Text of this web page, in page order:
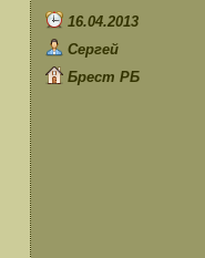
16.04.2013
Сергей
Брест РБ